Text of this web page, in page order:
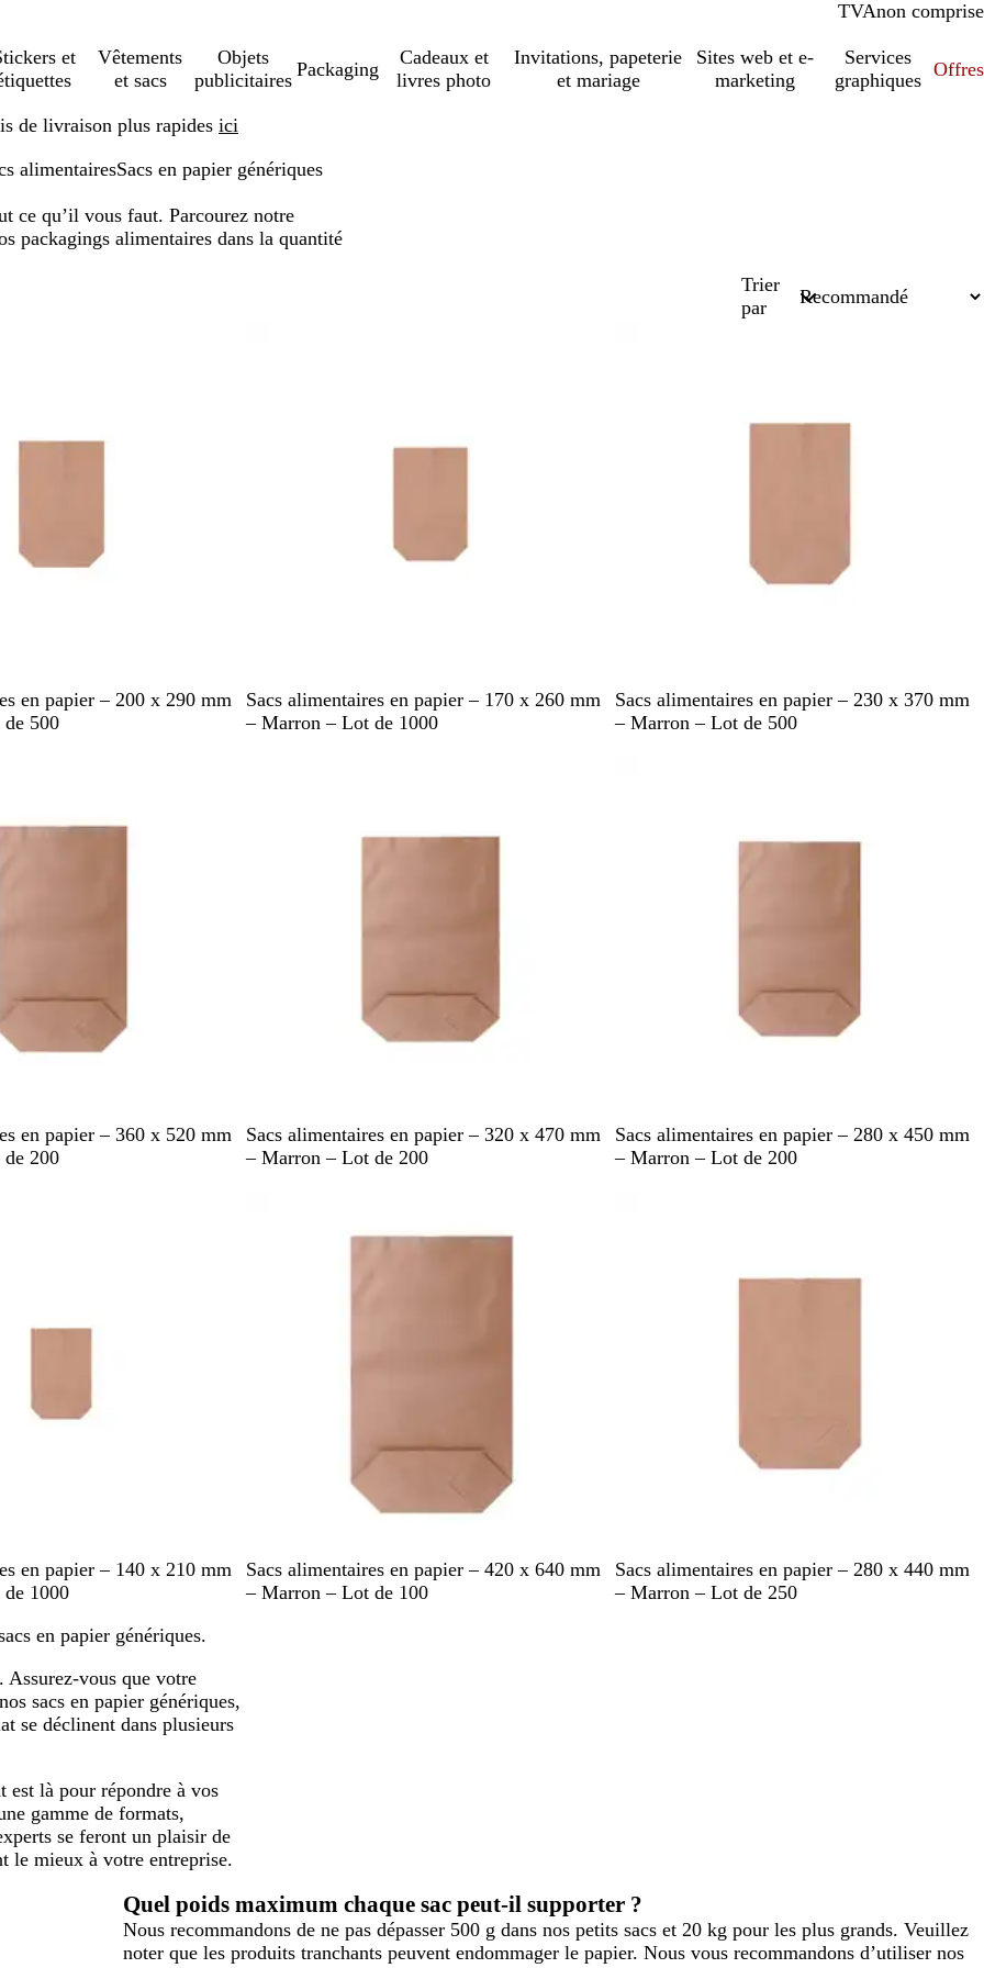
TVAcomprise
non comprise
et
Vêtements
et sacs
Objets
publicitaires
Packaging
Cadeaux et
livres photo
Invitations, papeterie
et mariage
Sites web et e-
marketing
Services
graphiques
Offres
de livraison plus rapides ici
alimentairesSacs en papier génériques
ce qu’il vous faut. Parcourez notre
packagings alimentaires dans la quantité
Trier
par
en papier – 200 x 290 mm
500
M
a
Sacs alimentaires en papier – 170 x 260 mm
– Marron – Lot de 1000
M
a
Sacs alimentaires en papier – 230 x 370 mm
– Marron – Lot de 500
en papier – 360 x 520 mm
200
M
a
Sacs alimentaires en papier – 320 x 470 mm
– Marron – Lot de 200
M
a
Sacs alimentaires en papier – 280 x 450 mm
– Marron – Lot de 200
en papier – 140 x 210 mm
1000
M
a
Sacs alimentaires en papier – 420 x 640 mm
– Marron – Lot de 100
M
a
Sacs alimentaires en papier – 280 x 440 mm
– Marron – Lot de 250
en papier génériques.
vous que votre
sacs en papier génériques,
se déclinent dans plusieurs
est là pour répondre à vos
gamme de formats,
se feront un plaisir de
le mieux à votre entreprise.
Quel poids maximum chaque sac peut-il supporter ?
Nous recommandons de ne pas dépasser 500 g dans nos petits sacs et 20 kg pour les plus grands. Veuillez
noter que les produits tranchants peuvent endommager le papier. Nous vous recommandons d’utiliser nos